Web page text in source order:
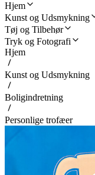
Hjem
Kunst og Udsmykning
Tøj og Tilbehør
Tryk og Fotografi
Hjem
Kunst og Udsmykning
Boligindretning
Personlige trofæer